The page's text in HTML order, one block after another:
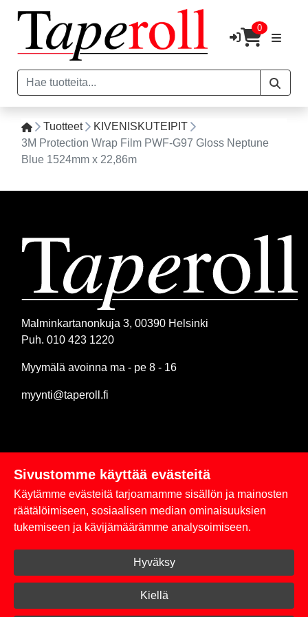
0
Tuotteet
KIVENISKUTEIPIT
3M Protection Wrap Film PWF-G97 Gloss Neptune
Blue 1524mm x 22,86m
Malminkartanonkuja 3, 00390 Helsinki
Puh. 010 423 1220
Myymälä avoinna ma - pe 8 - 16
myynti@taperoll.fi
Linkit
Rekisteriseloste
Toimitus- ja maksuehdot
Kirjaudu sisään
Sivustomme käyttää evästeitä
Käytämme evästeitä tarjoamamme sisällön ja mainosten
räätälöimiseen, sosiaalisen median ominaisuuksien
tukemiseen ja kävijämäärämme analysoimiseen.
Hyväksy
Kiellä